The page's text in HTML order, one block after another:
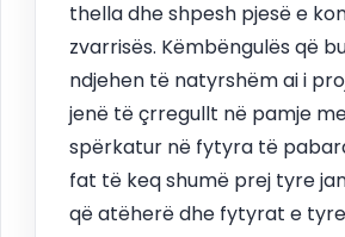
thella dhe shpesh pjesë e
zvarrisës. Këmbëngulës që
ndjehen të natyrshëm ai i
jenë të çrregullt në pamje
spërkatur në fytyra të
fat të keq shumë prej tyre
që atëherë dhe fytyrat e